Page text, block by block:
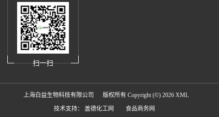
扫一扫
上海白益生物科技有限公司 版权所有 Copyright (©) 2026 XML
技术支持： 盖德化工网 食品商务网